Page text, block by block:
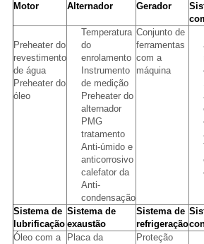
Motor Alternador Gerador
Preheater do
revestimento
de água
Preheater do
óleo
Temperatura
do
enrolamento
Instrumento
de medição
Preheater do
alternador
PMG
tratamento
Anti-úmido e
anticorrosivo
calefator da
Anti-
condensação
Conjunto de
ferramentas
com a
máquina
Sistema de
lubrificação
Sistema de
exaustão
Sistema de
refrigeração
Óleo com a
Placa da
Proteção